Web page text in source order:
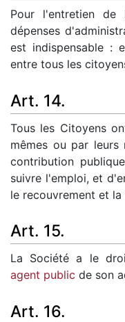
Pour l'entretien
dépenses
est indispensable :
entre tous les
Art. 14.
Tous les Citoyens
mêmes ou par leurs
contribution
suivre l'emploi, et
le recouvrement et la
Art. 15.
La Société a le
agent public de son
Art. 16.